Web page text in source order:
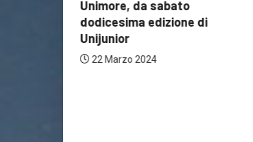
Unimore, da sabato
dodicesima edizione di
Unijunior
22 Marzo 2024